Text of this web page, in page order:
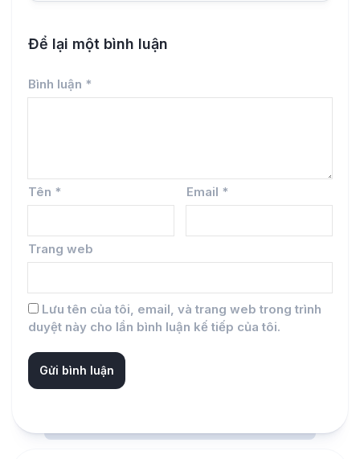
Để lại một bình luận
Bình luận *
Tên * Email *
Trang web
Lưu tên của tôi, email, và trang web trong trình
duyệt này cho lần bình luận kế tiếp của tôi.